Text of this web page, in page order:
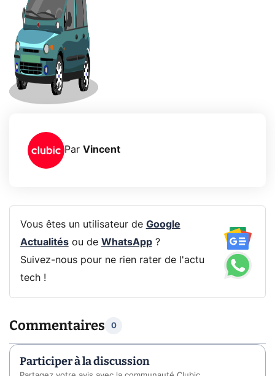
Par Vincent
Vous êtes un utilisateur de Google
Actualitésou de WhatsApp?
Suivez-nous pour ne rien rater de l'actu
tech !
Commentaires 0
Participer à la discussion